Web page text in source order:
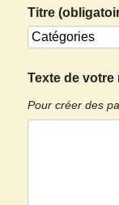
Titre
Texte de votre
Pour créer des